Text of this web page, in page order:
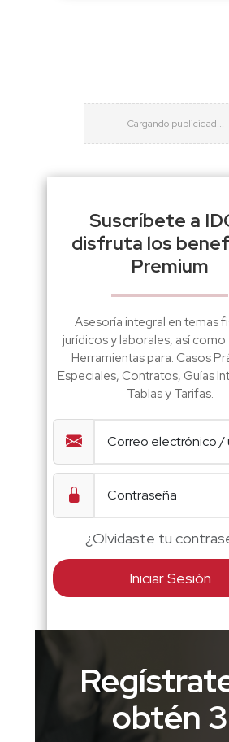
Suscríbete a
disfruta los
Premium
Asesoría integral en temas
jurídicos y laborales, así como
Herramientas para: Casos
Especiales, Contratos, Guías
Tablas y Tarifas.
¿Olvidaste tu
Iniciar Sesión
obtén 3